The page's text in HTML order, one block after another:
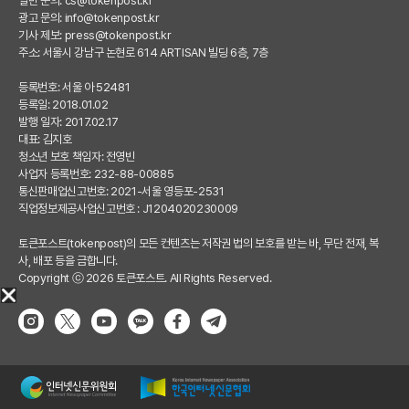
광고 문의: info@tokenpost.kr
기사 제보: press@tokenpost.kr
주소: 서울시 강남구 논현로 614 ARTISAN 빌딩 6층, 7층
등록번호: 서울 아 52481
등록일: 2018.01.02
발행 일자: 2017.02.17
대표: 김지호
청소년 보호 책임자: 전영빈
사업자 등록번호: 232-88-00885
통신판매업신고번호: 2021-서울 영등포-2531
직업정보제공사업신고번호 : J1204020230009
토큰포스트(tokenpost)의 모든 컨텐츠는 저작권 법의 보호를 받는 바, 무단 전재, 복
사, 배포 등을 금합니다.
Copyright ⓒ 2026 토큰포스트. All Rights Reserved.